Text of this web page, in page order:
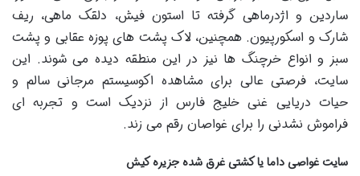
ساردین و اژدرماهی گرفته تا استون فیش، دلقک ماهی، ریف
شارک و اسکورپیون. همچنین، لاک پشت های پوزه عقابی و پشت
سبز و انواع خرچنگ ها نیز در این منطقه دیده می شوند. این
سایت، فرصتی عالی برای مشاهده اکوسیستم مرجانی سالم و
حیات دریایی غنی خلیج فارس از نزدیک است و تجربه ای
فراموش نشدنی را برای غواصان رقم می زند.
سایت غواصی داما یا کشتی غرق شده جزیره کیش